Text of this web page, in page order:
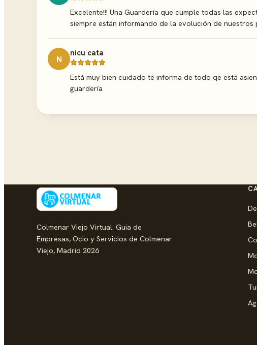
Excelente!!! Una Guardería que cumple todas las
siempre están informando de la evolución de nuestros
N
nicu cata
Está muy bien cuidado te informa de todo qe está
guardería
Colmenar Viejo Virtual: Guia de
Empresas, Ocio y Servicios de Colmenar
Viejo, Madrid 2026